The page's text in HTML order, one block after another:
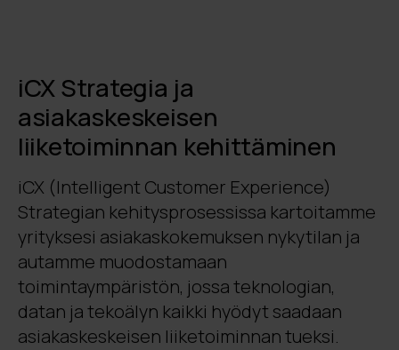
iCX Strategia ja
asiakaskeskeisen
liiketoiminnan kehittäminen
iCX (Intelligent Customer Experience)
Strategian kehitysprosessissa kartoitamme
yrityksesi asiakaskokemuksen nykytilan ja
autamme muodostamaan
toimintaympäristön, jossa teknologian,
datan ja tekoälyn kaikki hyödyt saadaan
asiakaskeskeisen liiketoiminnan tueksi.